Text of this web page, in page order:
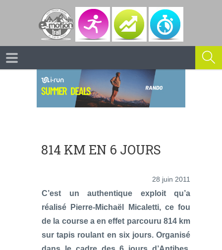
814 KM EN 6 JOURS
28 juin 2011
C’est un authentique exploit qu’a
réalisé Pierre-Michaël Micaletti, ce fou
de la course a en effet parcouru 814 km
sur tapis roulant en six jours. Organisé